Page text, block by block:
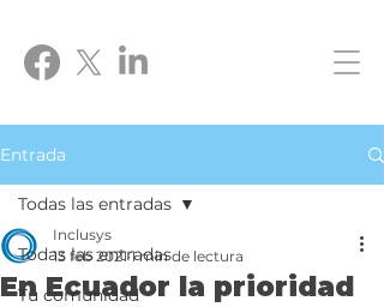
Entrada
Todas las entradas
Tu comunidad
Todas las entradas
En Ecuador la prioridad
Inclusys
13 feb 2021 1 min de lectura